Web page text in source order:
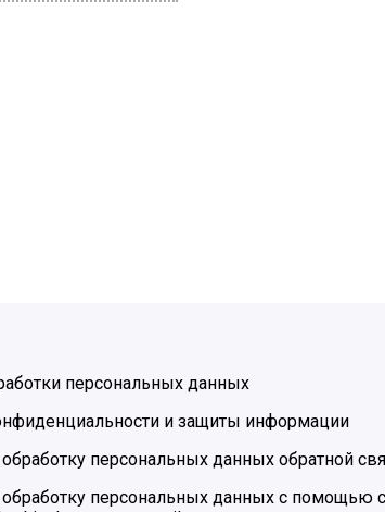
персональных данных
и защиты информации
персональных данных обратной
обработку персональных данных с помощью